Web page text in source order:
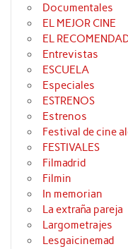
Documentales
EL MEJOR CINE
EL
Entrevistas
ESCUELA
Especiales
ESTRENOS
Estrenos
Festival de cine
FESTIVALES
Filmadrid
Filmin
In memorian
La extraña pareja
Largometrajes
Lesgaicinemad